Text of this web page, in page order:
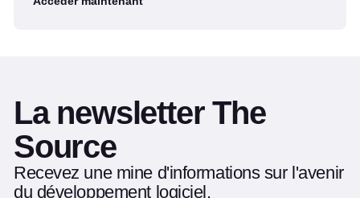
La newsletter The
Source
Recevez une mine d'informations sur l'avenir
du développement logiciel.